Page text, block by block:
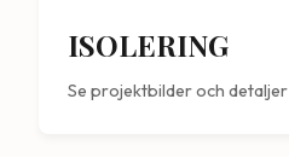
ISOLERING
Se projektbilder och detaljer